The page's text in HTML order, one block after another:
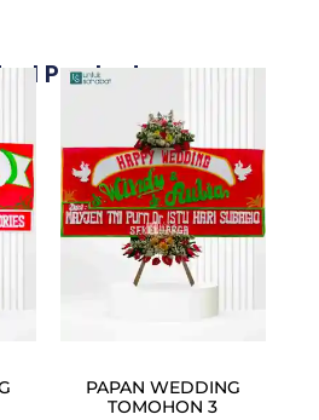
Products
PAPAN WEDDING
TOMOHON 3